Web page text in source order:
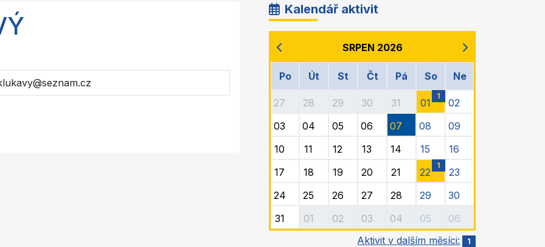
Kalendář aktivit
SRPEN 2026
Po Út St Čt Pá So Ne
27 28 29 30 31 01
1
02
03
04 05 06 07 08
09
10
11 12 13 14 15
16
17
18 19 20 21 22
1
23
24
25 26 27 28 29
30
31
01 02 03 04 05
06
Aktivit v dalším měsíci:
1